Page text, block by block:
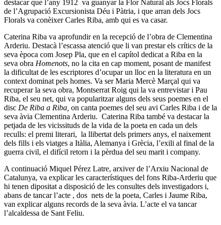
destacar que l’any 1912 va guanyar la Flor Natural als Jocs Florals
de l’Agrupació Excursionista Déu i Pàtria, i que arran dels Jocs
Florals va conèixer Carles Riba, amb qui es va casar.
Caterina Riba va aprofundir en la recepció de l’obra de Clementina
Arderiu. Destacà l’escassa atenció que li van prestar els crítics de la
seva època com Josep Pla, que en el capítol dedicat a Riba en la
seva obra Homenots, no la cita en cap moment, posant de manifest
la dificultat de les escriptores d’ocupar un lloc en la literatura en un
context dominat pels homes. Va ser Maria Mercè Marçal qui va
recuperar la seva obra, Montserrat Roig qui la va entrevistar i Pau
Riba, el seu net, qui va popularitzar alguns dels seus poemes en el
disc De Riba a Riba, on canta poemes del seu avi Carles Riba i de la
seva àvia Clementina Arderiu. Caterina Riba també va destacar la
petjada de les vicissituds de la vida de la poeta en cada un dels
reculls: el premi literari, la llibertat dels primers anys, el naixement
dels fills i els viatges a Itàlia, Alemanya i Grècia, l’exili al final de la
guerra civil, el difícil retorn i la pèrdua del seu marit i company.
A continuació Miquel Pérez Latre, arxiver de l’Arxiu Nacional de
Catalunya, va explicar les característiques del fons Riba-Arderiu que
hi tenen dipositat a disposició de les consultes dels investigadors i,
abans de tancar l’acte , dos nets de la poeta, Carles i Jaume Riba,
van explicar alguns records de la seva àvia. L’acte el va tancar
l’alcaldessa de Sant Feliu.